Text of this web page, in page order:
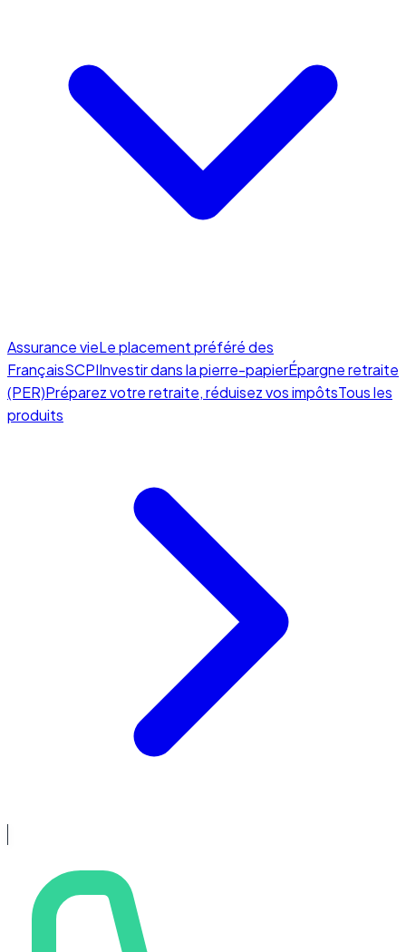
Assurance vieLe placement préféré des
FrançaisSCPIInvestir dans la pierre-papierÉpargne retraite
(PER)Préparez votre retraite, réduisez vos impôtsTous les
produits